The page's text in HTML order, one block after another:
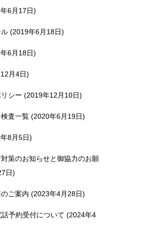
6月17日)
(2019年6月18日)
6月18日)
月4日)
シー (2019年12月10日)
査一覧 (2020年6月19日)
8月5日)
策のお知らせと御協力のお願
日)
ご案内 (2023年4月28日)
予約受付について (2024年4